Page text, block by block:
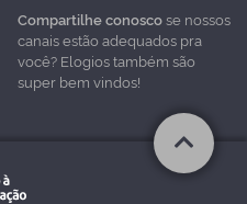
Compartilhe conoscose nossos
canais estão adequados pra
você? Elogios também são
super bem vindos!